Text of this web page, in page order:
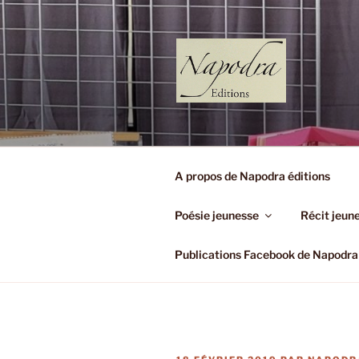
Aller
au
contenu
principal
NAPODRA
A propos de Napodra éditions
Poésie jeunesse Récit
Publications Facebook de